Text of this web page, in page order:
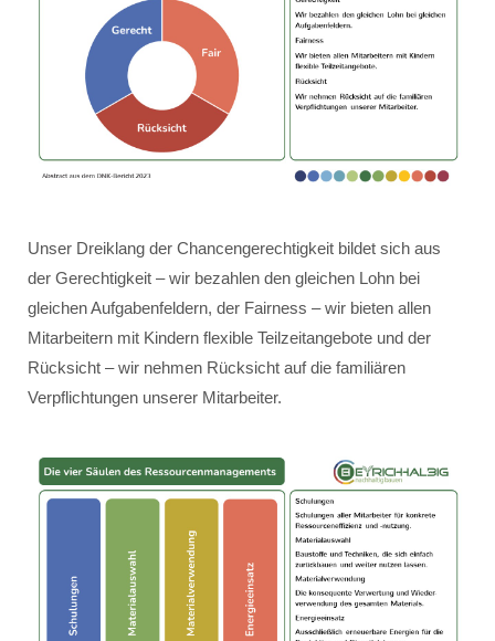
Unser Dreiklang der Chancengerechtigkeit bildet sich aus
der Gerechtigkeit – wir bezahlen den gleichen Lohn bei
gleichen Aufgabenfeldern, der Fairness – wir bieten allen
Mitarbeitern mit Kindern flexible Teilzeitangebote und der
Rücksicht – wir nehmen Rücksicht auf die familiären
Verpflichtungen unserer Mitarbeiter.